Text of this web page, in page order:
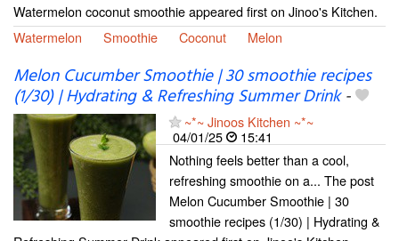
Watermelon coconut smoothie appeared first on Jinoo's Kitchen.
Watermelon
Smoothie Coconut Melon
Melon Cucumber Smoothie | 30 smoothie recipes
(1/30) | Hydrating & Refreshing Summer Drink-
~*~ Jinoos Kitchen ~*~
04/01/25
15:41
Nothing feels better than a cool,
refreshing smoothie on a... The post
Melon Cucumber Smoothie | 30
smoothie recipes (1/30) | Hydrating &